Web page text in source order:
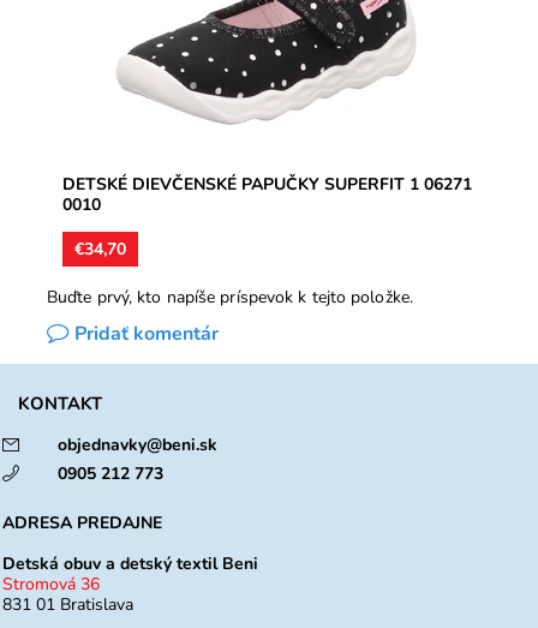
Skladom
Superfit
2 roky
DETSKÉ DIEVČENSKÉ PAPUČKY SUPERFIT 1 06271
0010
€34,70
Buďte prvý, kto napíše príspevok k tejto položke.
Pridať komentár
KONTAKT
objednavky@beni.sk
0905 212 773
ADRESA PREDAJNE
Detská obuv a detský textil Beni
Stromová 36
831 01 Bratislava